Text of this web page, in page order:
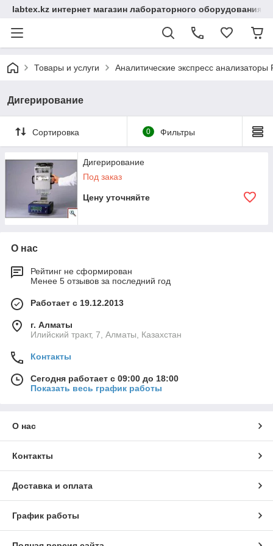
labtex.kz интернет магазин лабораторного оборудования
Товары и услуги Аналитические экспресс анализаторы
Дигерирование
Сортировка 0 Фильтры
Дигерирование
Под заказ
Цену уточняйте
О нас
Рейтинг не сформирован
Менее 5 отзывов за последний год
Работает с 19.12.2013
г. Алматы
Илийский тракт, 7, Алматы, Казахстан
Контакты
Сегодня работает с 09:00 до 18:00
Показать весь график работы
О нас
Контакты
Доставка и оплата
График работы